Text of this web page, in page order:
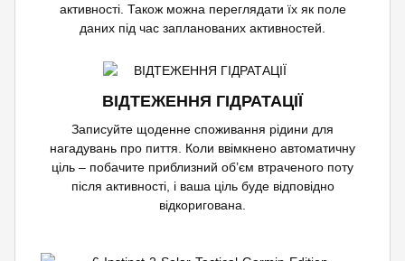
активності. Також можна переглядати їх як поле
даних під час запланованих активностей.
ВІДТЕЖЕННЯ ГІДРАТАЦІЇ
Записуйте щоденне споживання рідини для
нагадувань про пиття. Коли ввімкнено автоматичну
ціль – побачите приблизний об’єм втраченого поту
після активності, і ваша ціль буде відповідно
відкоригована.